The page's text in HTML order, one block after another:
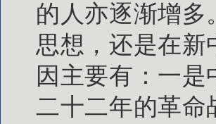
的人亦逐渐增
思想，还是在新
因主要有：一
二十二年的革命